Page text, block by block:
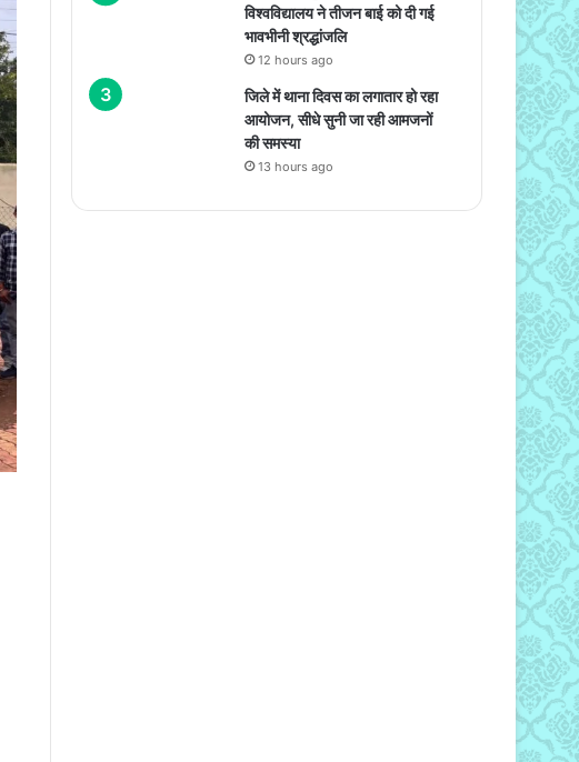
विश्वविद्यालय ने तीजन बाई को दी गई
भावभीनी श्रद्धांजलि
12 hours ago
जिले में थाना दिवस का लगातार हो रहा
आयोजन, सीधे सुनी जा रही आमजनों
की समस्या
13 hours ago